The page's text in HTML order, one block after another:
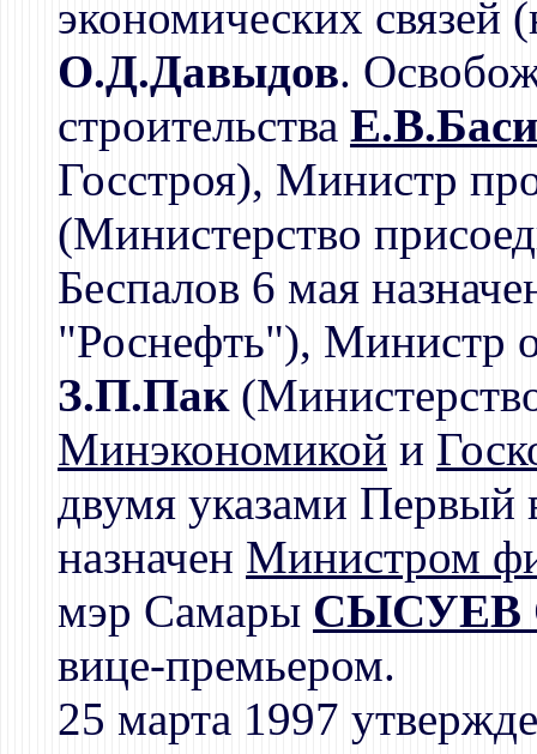
экономических связей
О.Д.Давыдов.
строительства
Госстроя), Министр
(Министерство
Беспалов 6 мая
"Роснефть"), Министр
З.П.Пак
Минэкономикой и
двумя указами Первый
назначен Министром
мэр Самары СЫСУЕВ
вице-премьером.
25 марта 1997